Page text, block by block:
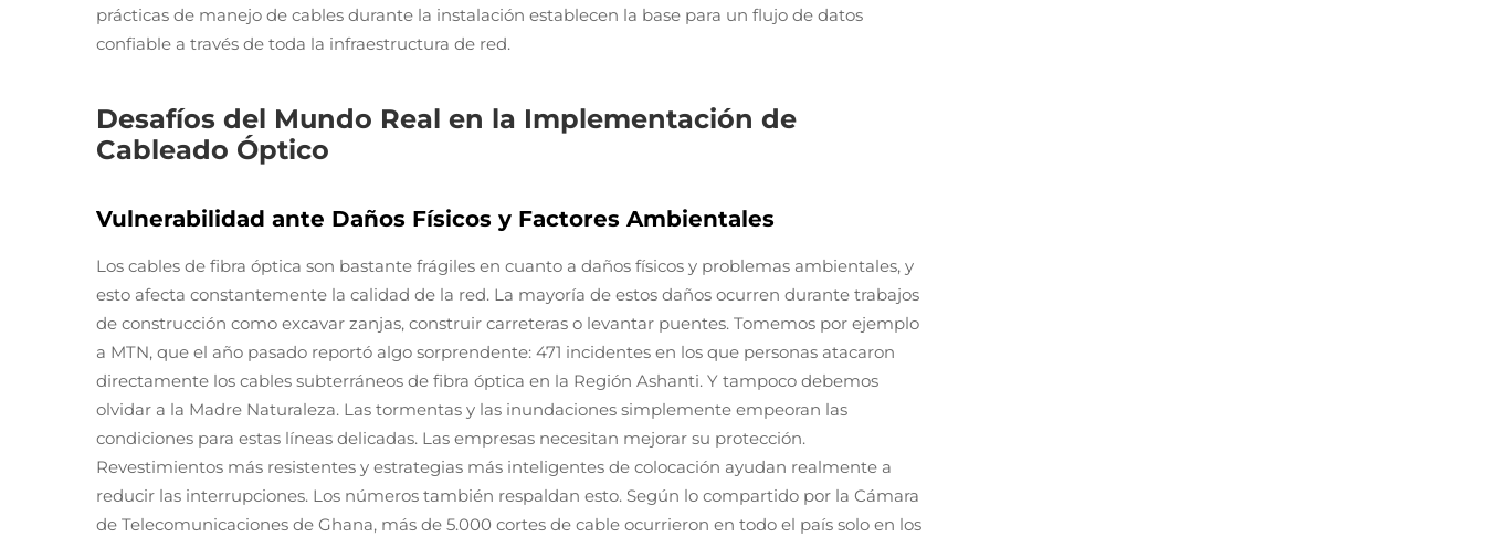
prácticas de manejo de cables durante la instalación establecen la base para un flujo de datos
confiable a través de toda la infraestructura de red.
Desafíos del Mundo Real en la Implementación de
Cableado Óptico
Vulnerabilidad ante Daños Físicos y Factores Ambientales
Los cables de fibra óptica son bastante frágiles en cuanto a daños físicos y problemas ambientales, y
esto afecta constantemente la calidad de la red. La mayoría de estos daños ocurren durante trabajos
de construcción como excavar zanjas, construir carreteras o levantar puentes. Tomemos por ejemplo
a MTN, que el año pasado reportó algo sorprendente: 471 incidentes en los que personas atacaron
directamente los cables subterráneos de fibra óptica en la Región Ashanti. Y tampoco debemos
olvidar a la Madre Naturaleza. Las tormentas y las inundaciones simplemente empeoran las
condiciones para estas líneas delicadas. Las empresas necesitan mejorar su protección.
Revestimientos más resistentes y estrategias más inteligentes de colocación ayudan realmente a
reducir las interrupciones. Los números también respaldan esto. Según lo compartido por la Cámara
de Telecomunicaciones de Ghana, más de 5.000 cortes de cable ocurrieron en todo el país solo en los